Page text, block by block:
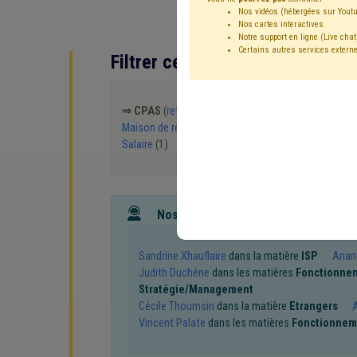
Filtrer cette requête avec des
⇒ CPAS (retirer le mot clé
Maison de repos
Salaire (1)
Nos experts associés au terme que
Sandrine Xhauflaire dans la matière ISP
Judith Duchêne dans les matières
Stratégie/Management
Cécile Thoumsin dans la matière Etrangers
Vincent Palate dans les matières
Nos vidéos (hébergées sur
Nos cartes interactives
Notre support en ligne (Live
Certains autres services